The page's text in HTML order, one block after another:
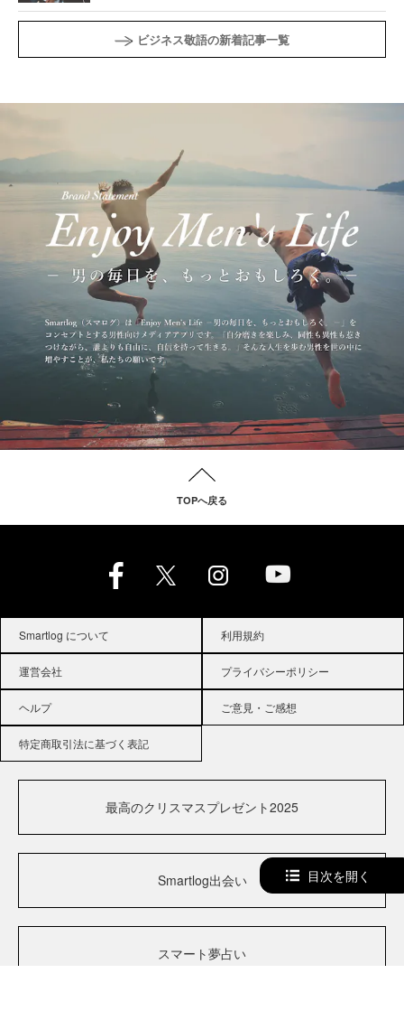
ビジネス敬語の新着記事一覧
TOPへ戻る
Smartlog について 利用規約
運営会社 プライバシーポリシー
ヘルプ ご意見・ご感想
特定商取引法に基づく表記
最高のクリスマスプレゼント2025
Smartlog出会い
スマート夢占い
目次を開く